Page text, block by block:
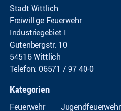
Stadt Wittlich
Freiwillige Feuerwehr
Industriegebiet I
Gutenbergstr. 10
54516 Wittlich
Telefon: 06571 / 97 40-0
Kategorien
Feuerwehr Jugendfeuerwehr